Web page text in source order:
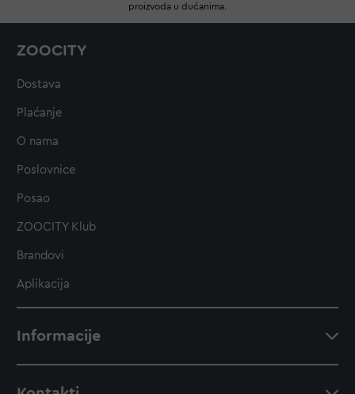
proizvoda u dućanima.
ZOOCITY
Dostava
Plaćanje
O nama
Poslovnice
Posao
ZOOCITY Klub
Brandovi
Aplikacija
Informacije